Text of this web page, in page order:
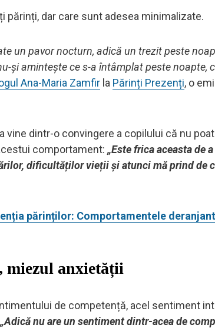
dar care sunt adesea minimalizate.
un pavor nocturn, adică un trezit peste
și amintește ce s-a întâmplat peste noapte,
Ana-Maria Zamfir la Părinți Prezenți, o
dintr-o convingere a copilului că nu
comportament: „Este frica aceasta de
dificultăților vieții și atunci mă prind de
părinților: Comportamentele
miezul anxietății
de competență, acel sentiment
„Adică nu are un sentiment dintr-acea de